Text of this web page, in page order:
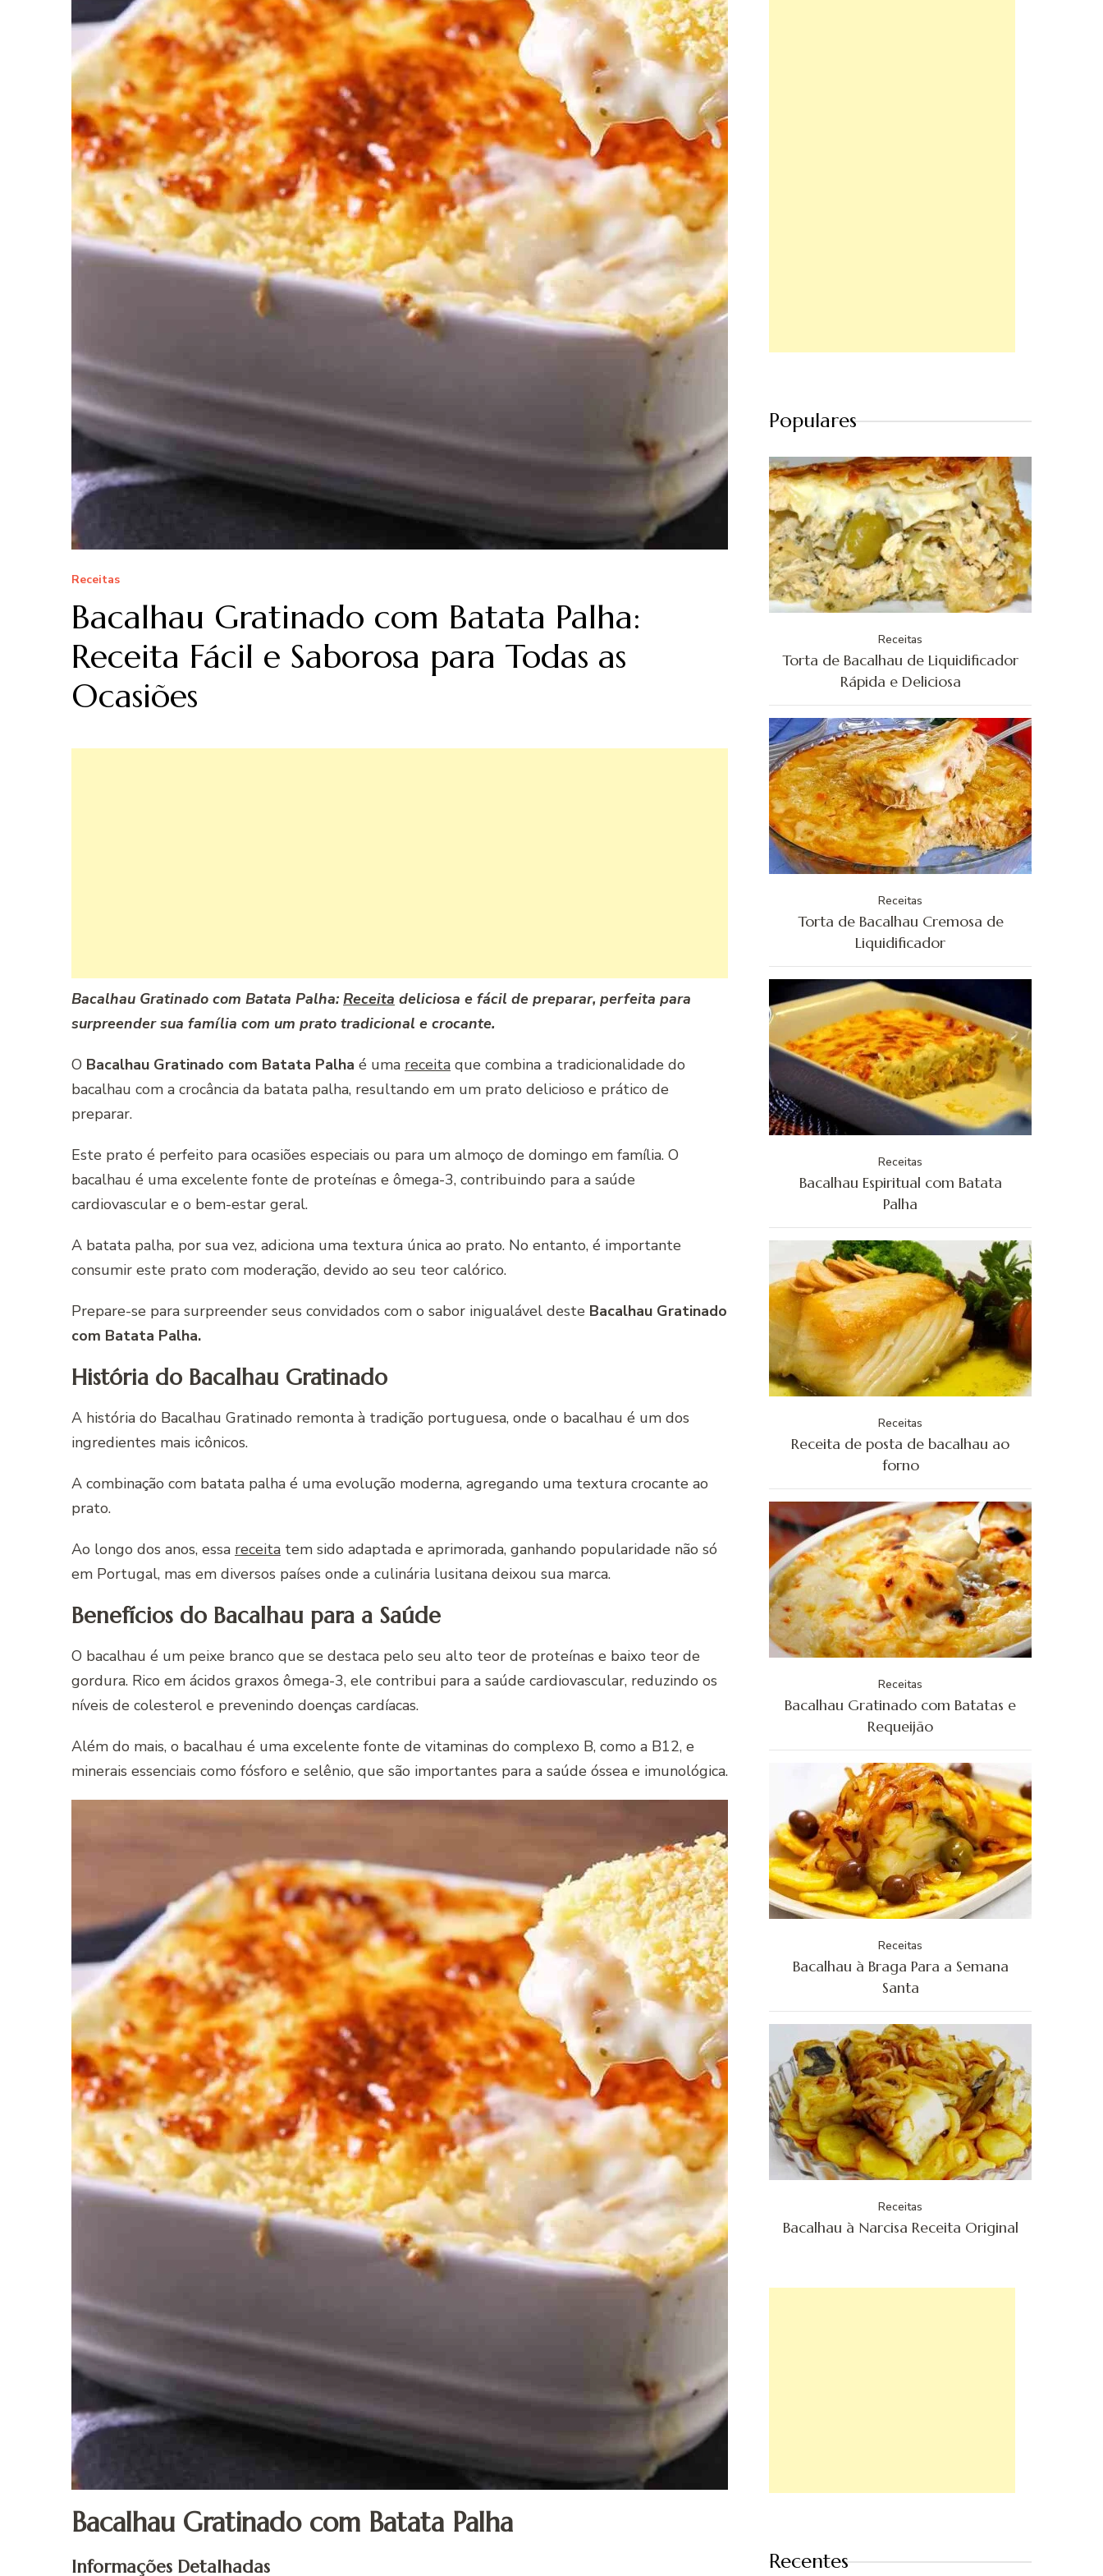
Receitas
Bacalhau Gratinado com Batata Palha:
Receita Fácil e Saborosa para Todas as
Ocasiões
Bacalhau Gratinado com Batata Palha: Receita deliciosa e fácil de preparar, perfeita para
surpreender sua família com um prato tradicional e crocante.
O Bacalhau Gratinado com Batata Palha é uma receita que combina a tradicionalidade do
bacalhau com a crocância da batata palha, resultando em um prato delicioso e prático de
preparar.
Este prato é perfeito para ocasiões especiais ou para um almoço de domingo em família. O
bacalhau é uma excelente fonte de proteínas e ômega-3, contribuindo para a saúde
cardiovascular e o bem-estar geral.
A batata palha, por sua vez, adiciona uma textura única ao prato. No entanto, é importante
consumir este prato com moderação, devido ao seu teor calórico.
Prepare-se para surpreender seus convidados com o sabor inigualável deste Bacalhau Gratinado
com Batata Palha.
História do Bacalhau Gratinado
A história do Bacalhau Gratinado remonta à tradição portuguesa, onde o bacalhau é um dos
ingredientes mais icônicos.
A combinação com batata palha é uma evolução moderna, agregando uma textura crocante ao
prato.
Ao longo dos anos, essa receita tem sido adaptada e aprimorada, ganhando popularidade não só
em Portugal, mas em diversos países onde a culinária lusitana deixou sua marca.
Benefícios do Bacalhau para a Saúde
O bacalhau é um peixe branco que se destaca pelo seu alto teor de proteínas e baixo teor de
gordura. Rico em ácidos graxos ômega-3, ele contribui para a saúde cardiovascular, reduzindo os
níveis de colesterol e prevenindo doenças cardíacas.
Além do mais, o bacalhau é uma excelente fonte de vitaminas do complexo B, como a B12, e
minerais essenciais como fósforo e selênio, que são importantes para a saúde óssea e imunológica.
Bacalhau Gratinado com Batata Palha
Informações Detalhadas
Populares
Receitas
Torta de Bacalhau de Liquidificador
Rápida e Deliciosa
Receitas
Torta de Bacalhau Cremosa de
Liquidificador
Receitas
Bacalhau Espiritual com Batata
Palha
Receitas
Receita de posta de bacalhau ao
forno
Receitas
Bacalhau Gratinado com Batatas e
Requeijão
Receitas
Bacalhau à Braga Para a Semana
Santa
Receitas
Bacalhau à Narcisa Receita Original
Recentes